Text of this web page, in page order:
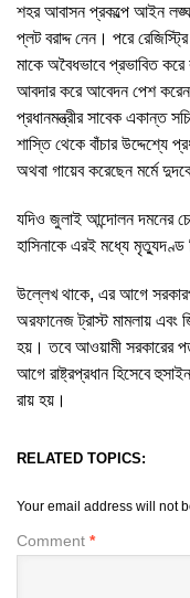
শহর আবাসন প্রকল্পে আইন
প্লট বরাদ্দ নেন। পরে
মাকে অবৈধভাবে প্রভাবিত
আবদার করে আবেদন পেশ
প্রধানমন্ত্রীর সাবেক একান্ত
শাস্তি থেকে বাঁচার উদ্দেশ্যে
অথবা গায়েব করেছেন মর্মে
যদিও জুলাই আন্দোলন দমনের
হাসিনাকে এরই মধ্যে মৃত্যুদণ্ড
উল্লেখ থাকে, এর আগে
অরফানেজ ট্রাস্ট মামলায় এবং
হয়। তবে আওয়ামী সরকারের
আগে রাষ্ট্রপ্রধান হিসেবে
রায় হয়।
RELATED TOPICS:
Your email address will not
Comment *